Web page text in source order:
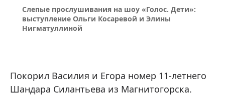
Слепые прослушивания на шоу «Голос. Дети»:
выступление Ольги Косаревой и Элины
Нигматуллиной
Покорил Василия и Егора номер 11-летнего
Шандара Силантьева из Магнитогорска.